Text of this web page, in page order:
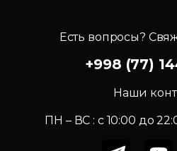
Есть вопросы?
+998 (77)
Наши
ПН – ВС : c 10:00 до